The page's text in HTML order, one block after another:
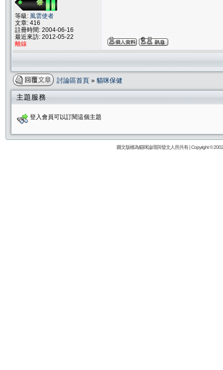
等級: 風雲使者
文章: 416
註冊時間: 2004-06-16
最近來訪: 2012-05-22
離線
討論區首頁 » 貓咪保健
主題服務
登入會員可以訂閱這個主題
圖文版權為貓咪論壇與發文人所共有 | Copyright ©